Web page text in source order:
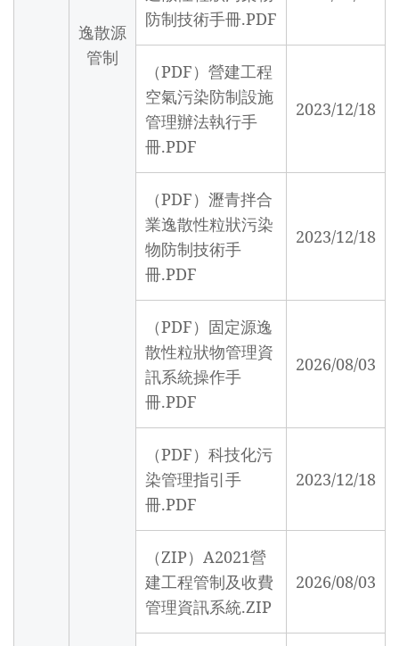
逸散源
管制
防制技術手冊.PDF
（PDF）營建工程
空氣污染防制設施
管理辦法執行手
冊.PDF
2023/12/18
（PDF）瀝青拌合
業逸散性粒狀污染
物防制技術手
冊.PDF
2023/12/18
（PDF）固定源逸
散性粒狀物管理資
訊系統操作手
冊.PDF
2026/08/03
（PDF）科技化污
染管理指引手
冊.PDF
2023/12/18
（ZIP）A2021營
建工程管制及收費
管理資訊系統.ZIP
2026/08/03